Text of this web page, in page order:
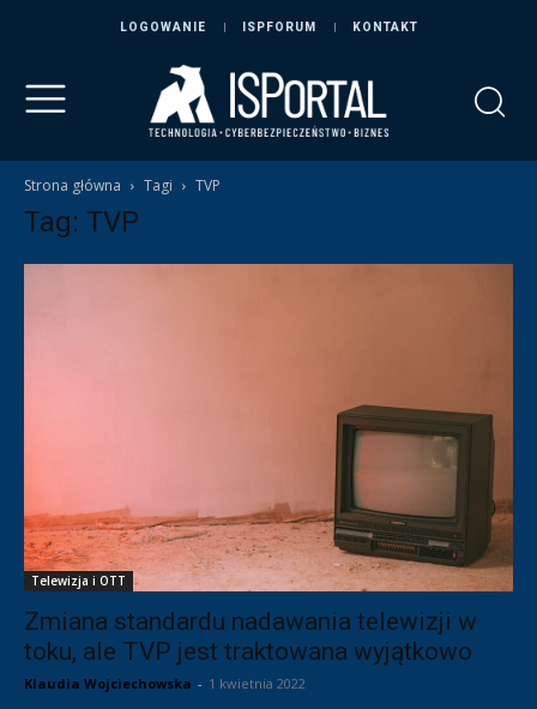
LOGOWANIE ISPFORUM KONTAKT
Strona główna Tagi TVP
Tag: TVP
Telewizja i OTT
Zmiana standardu nadawania telewizji w
toku, ale TVP jest traktowana wyjątkowo
Klaudia Wojciechowska - 1 kwietnia 2022